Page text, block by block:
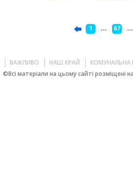
1 ... 67 ...
ВАЖЛИВО НАШ КРАЙ
КОМУНАЛЬНА
©Всі матеріали на цьому сайті розміщені